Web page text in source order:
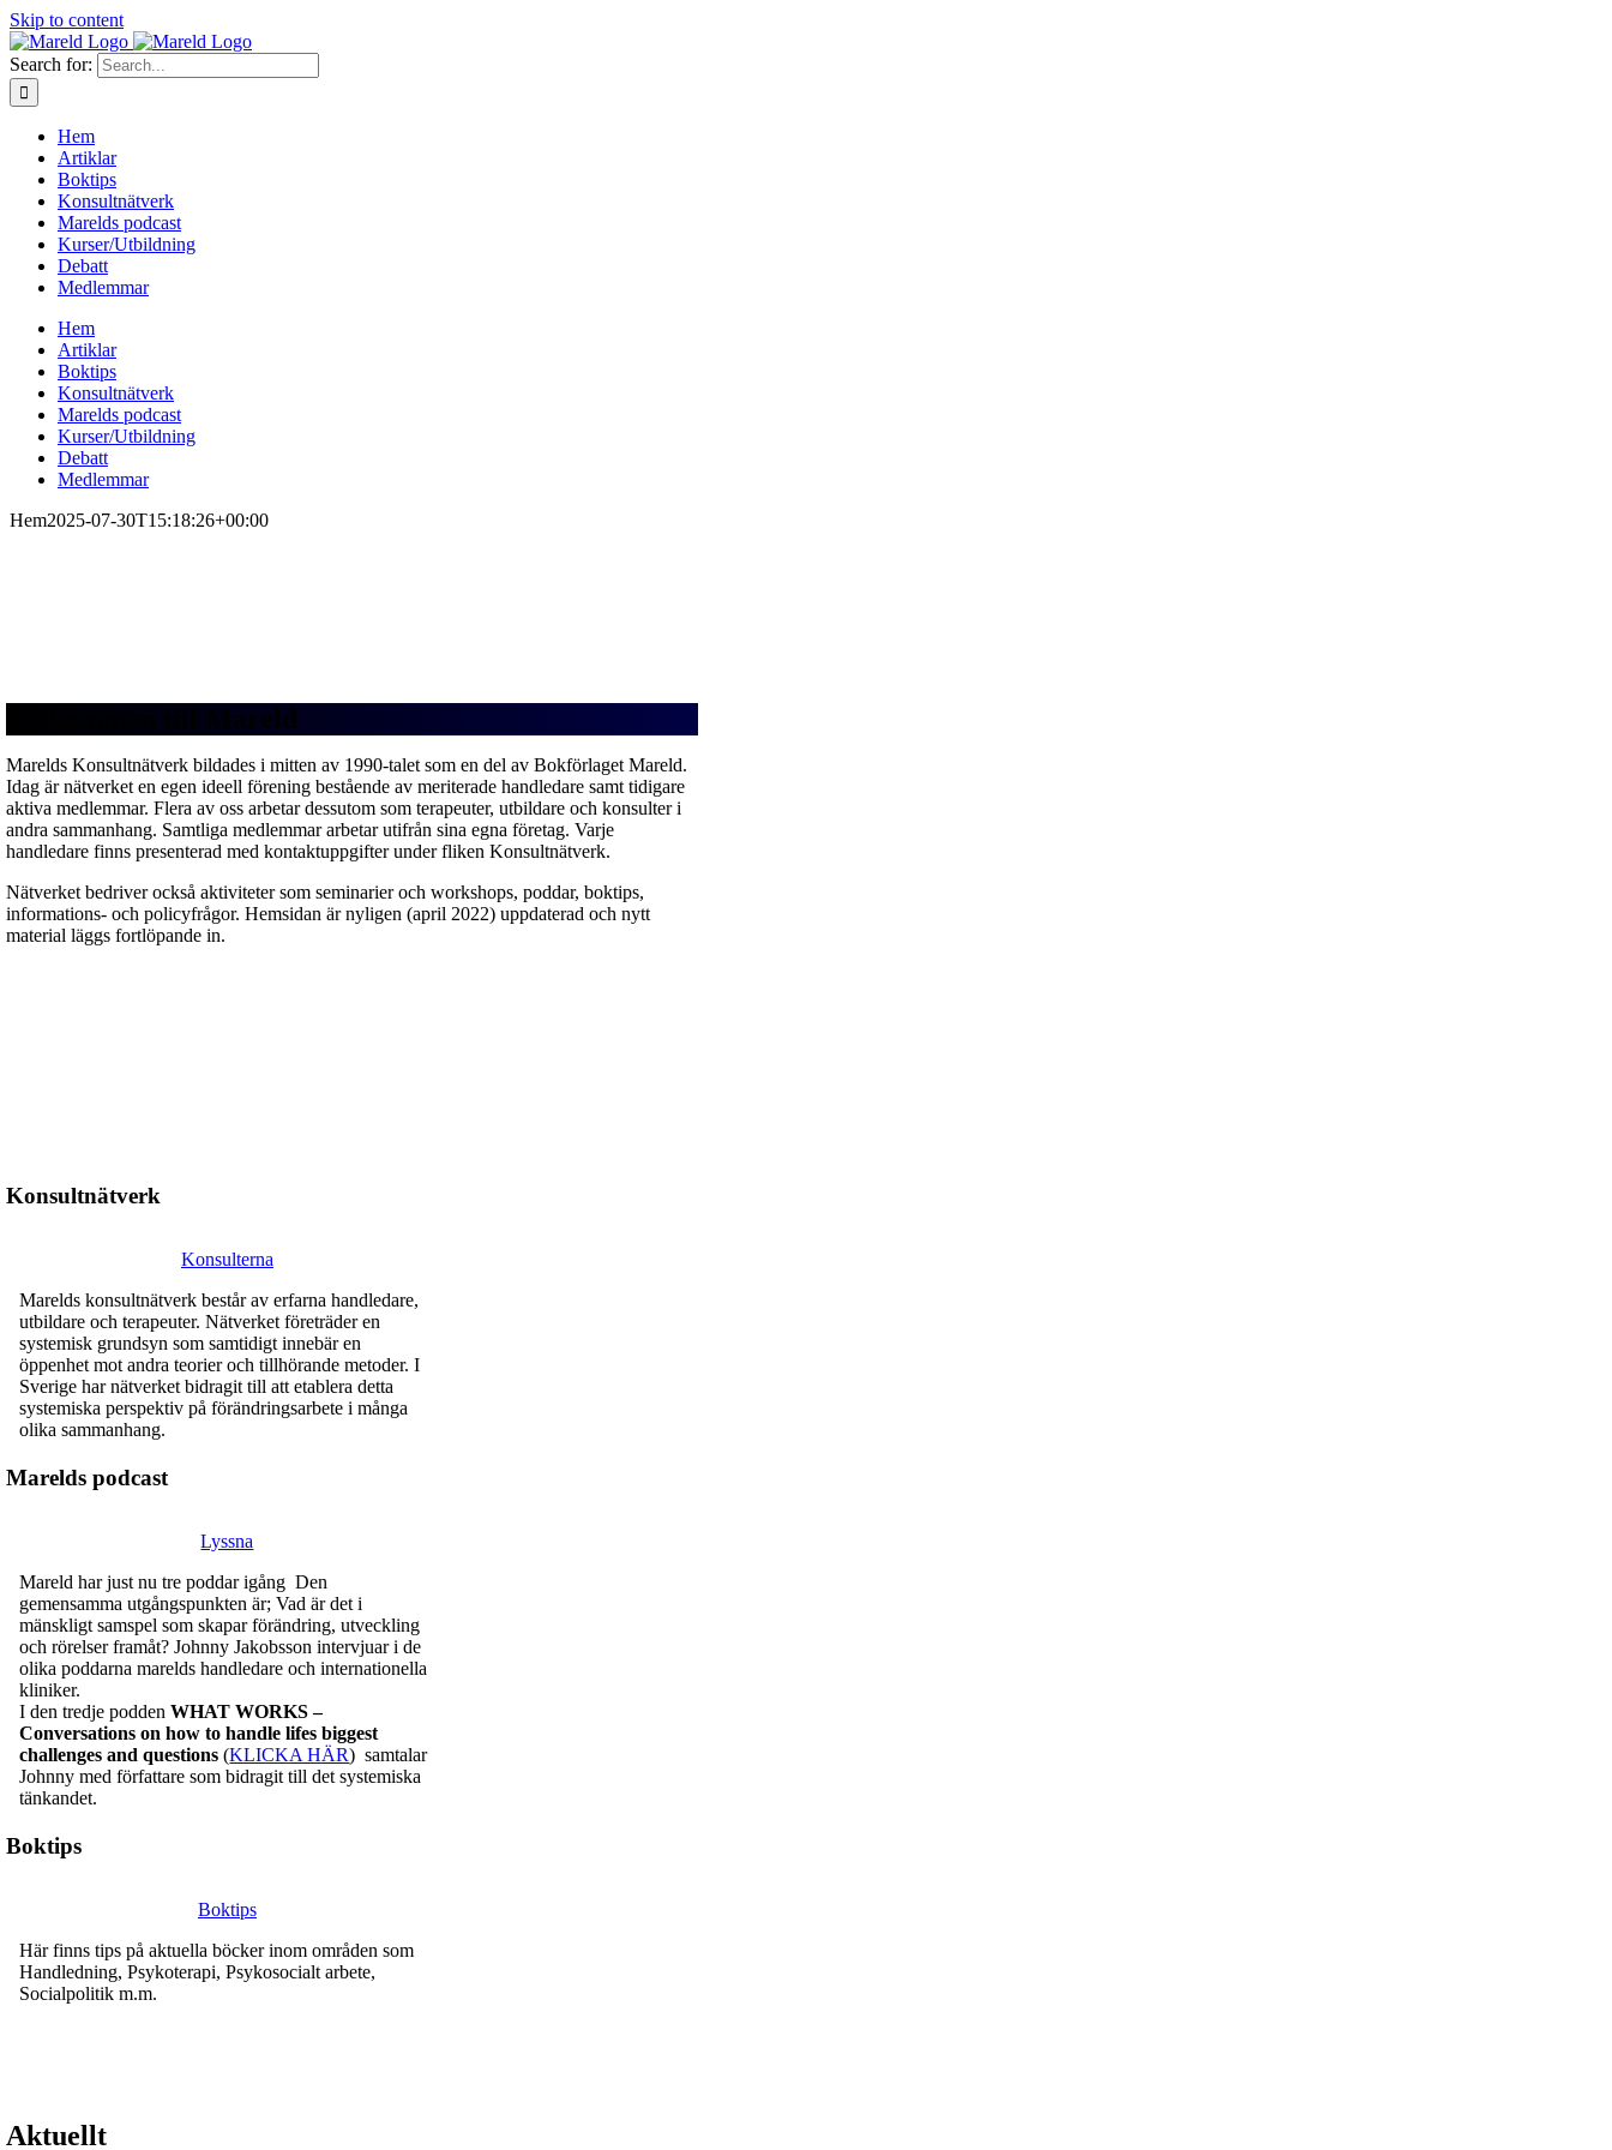
Skip to content
Search for:
Hem
Artiklar
Boktips
Konsultnätverk
Marelds podcast
Kurser/Utbildning
Debatt
Medlemmar
Hem
Artiklar
Boktips
Konsultnätverk
Marelds podcast
Kurser/Utbildning
Debatt
Medlemmar
Hem2025-07-30T15:18:26+00:00
Välkommen till Mareld
Marelds Konsultnätverk bildades i mitten av 1990-talet som en del av Bokförlaget Mareld.
Idag är nätverket en egen ideell förening bestående av meriterade handledare samt tidigare
aktiva medlemmar. Flera av oss arbetar dessutom som terapeuter, utbildare och konsulter i
andra sammanhang. Samtliga medlemmar arbetar utifrån sina egna företag. Varje
handledare finns presenterad med kontaktuppgifter under fliken Konsultnätverk.
Nätverket bedriver också aktiviteter som seminarier och workshops, poddar, boktips,
informations- och policyfrågor. Hemsidan är nyligen (april 2022) uppdaterad och nytt
material läggs fortlöpande in.
Konsultnätverk
Konsulterna
Marelds konsultnätverk består av erfarna handledare,
utbildare och terapeuter. Nätverket företräder en
systemisk grundsyn som samtidigt innebär en
öppenhet mot andra teorier och tillhörande metoder. I
Sverige har nätverket bidragit till att etablera detta
systemiska perspektiv på förändringsarbete i många
olika sammanhang.
Marelds podcast
Lyssna
Mareld har just nu tre poddar igång Den
gemensamma utgångspunkten är; Vad är det i
mänskligt samspel som skapar förändring, utveckling
och rörelser framåt? Johnny Jakobsson intervjuar i de
olika poddarna marelds handledare och internationella
kliniker.
I den tredje poddenWHAT WORKS –
Conversations on how to handle lifes biggest
challenges and questions(KLICKA HÄR) samtalar
Johnny med författare som bidragit till det systemiska
tänkandet.
Boktips
Boktips
Här finns tips på aktuella böcker inom områden som
Handledning, Psykoterapi, Psykosocialt arbete,
Socialpolitik m.m.
Aktuellt